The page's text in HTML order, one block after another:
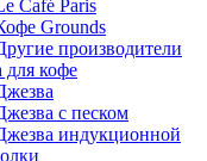
Café Paris
Grounds
производители
для кофе
с песком
индукционной